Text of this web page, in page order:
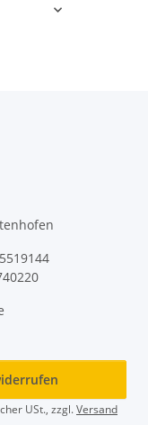
USt., zzgl.Versand